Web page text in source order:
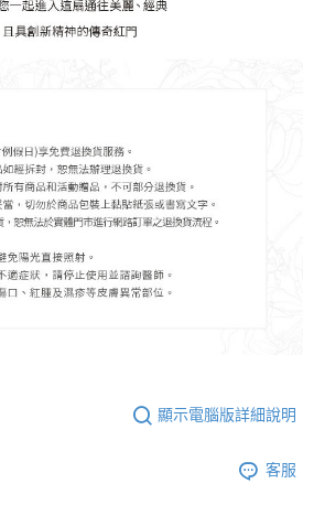
顯示電腦版詳細說明
客服